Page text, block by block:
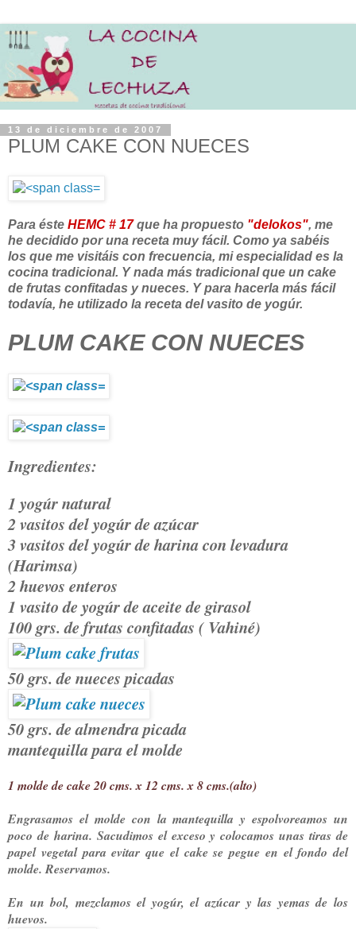
13 de diciembre de 2007
PLUM CAKE CON NUECES
Para éste HEMC # 17que ha propuesto "delokos", me
he decidido por una receta muy fácil. Como ya sabéis
los que me visitáis con frecuencia, mi especialidad es la
cocina tradicional. Y nada más tradicional que un cake
de frutas confitadas y nueces. Y para hacerla más fácil
todavía, he utilizado la receta del vasito de yogúr.
PLUM CAKE CON NUECES
Ingredientes:
1 yogúr natural
2 vasitos del yogúr de azúcar
3 vasitos del yogúr de harina con levadura
(Harimsa)
2 huevos enteros
1 vasito de yogúr de aceite de girasol
100 grs. de frutas confitadas ( Vahiné)
50 grs. de nueces picadas
50 grs. de almendra picada
mantequilla para el molde
1 molde de cake 20 cms. x 12 cms. x 8 cms.(alto)
Engrasamos el molde con la mantequilla y espolvoreamos un
poco de harina. Sacudimos el exceso y colocamos unas tiras de
papel vegetal para evitar que el cake se pegue en el fondo del
molde. Reservamos.
En un bol, mezclamos el yogúr, el azúcar y las yemas de los
huevos.